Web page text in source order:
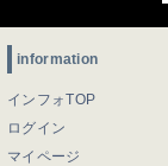
information
インフォTOP
ログイン
マイページ